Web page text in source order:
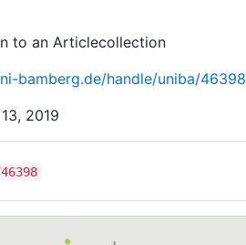
to an Articlecollection
bamberg.de/handle/uniba/46398
2019